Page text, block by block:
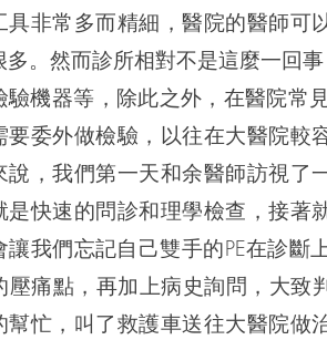
具非常多而精細，醫院的醫師可
多。然而診所相對不是這麼一回
驗機器等，除此之外，在醫院常
要委外做檢驗，以往在大醫院較
說，我們第一天和余醫師訪視了
是快速的問診和理學檢查，接著
讓我們忘記自己雙手的PE在診斷
壓痛點，再加上病史詢問，大致
幫忙，叫了救護車送往大醫院做